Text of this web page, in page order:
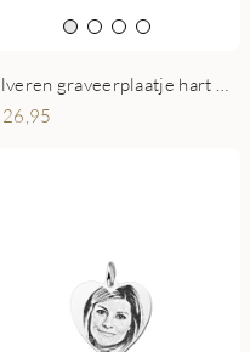
26,95